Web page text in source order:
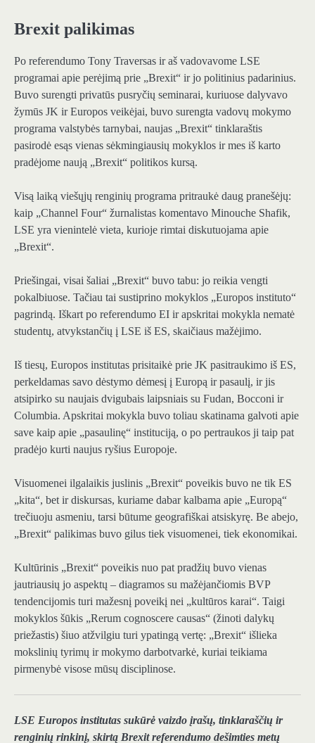
Brexit palikimas
Po referendumo Tony Traversas ir aš vadovavome LSE
programai apie perėjimą prie „Brexit“ ir jo politinius padarinius.
Buvo surengti privatūs pusryčių seminarai, kuriuose dalyvavo
žymūs JK ir Europos veikėjai, buvo surengta vadovų mokymo
programa valstybės tarnybai, naujas „Brexit“ tinklaraštis
pasirodė esąs vienas sėkmingiausių mokyklos ir mes iš karto
pradėjome naują „Brexit“ politikos kursą.
Visą laiką viešųjų renginių programa pritraukė daug pranešėjų:
kaip „Channel Four“ žurnalistas komentavo Minouche Shafik,
LSE yra vienintelė vieta, kurioje rimtai diskutuojama apie
„Brexit“.
Priešingai, visai šaliai „Brexit“ buvo tabu: jo reikia vengti
pokalbiuose. Tačiau tai sustiprino mokyklos „Europos instituto“
pagrindą. Iškart po referendumo EI ir apskritai mokykla nematė
studentų, atvykstančių į LSE iš ES, skaičiaus mažėjimo.
Iš tiesų, Europos institutas prisitaikė prie JK pasitraukimo iš ES,
perkeldamas savo dėstymo dėmesį į Europą ir pasaulį, ir jis
atsipirko su naujais dvigubais laipsniais su Fudan, Bocconi ir
Columbia. Apskritai mokykla buvo toliau skatinama galvoti apie
save kaip apie „pasaulinę“ instituciją, o po pertraukos ji taip pat
pradėjo kurti naujus ryšius Europoje.
Visuomenei ilgalaikis juslinis „Brexit“ poveikis buvo ne tik ES
„kita“, bet ir diskursas, kuriame dabar kalbama apie „Europą“
trečiuoju asmeniu, tarsi būtume geografiškai atsiskyrę. Be abejo,
„Brexit“ palikimas buvo gilus tiek visuomenei, tiek ekonomikai.
Kultūrinis „Brexit“ poveikis nuo pat pradžių buvo vienas
jautriausių jo aspektų – diagramos su mažėjančiomis BVP
tendencijomis turi mažesnį poveikį nei „kultūros karai“. Taigi
mokyklos šūkis „Rerum cognoscere causas“ (žinoti dalykų
priežastis) šiuo atžvilgiu turi ypatingą vertę: „Brexit“ išlieka
mokslinių tyrimų ir mokymo darbotvarkė, kuriai teikiama
pirmenybė visose mūsų disciplinose.
LSE Europos institutas sukūrė vaizdo įrašų, tinklaraščių ir
renginių rinkinį, skirtą Brexit referendumo dešimties metų